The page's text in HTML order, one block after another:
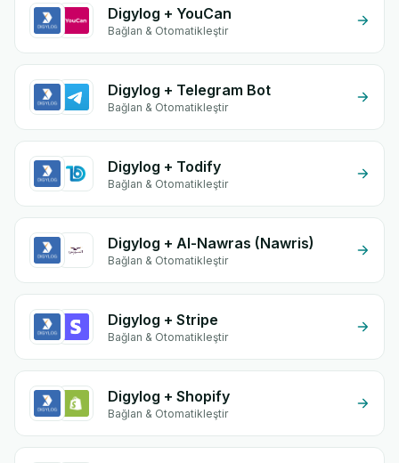
Digylog + YouCan
Bağlan & Otomatikleştir
Digylog + Telegram Bot
Bağlan & Otomatikleştir
Digylog + Todify
Bağlan & Otomatikleştir
Digylog + Al-Nawras (Nawris)
Bağlan & Otomatikleştir
Digylog + Stripe
Bağlan & Otomatikleştir
Digylog + Shopify
Bağlan & Otomatikleştir